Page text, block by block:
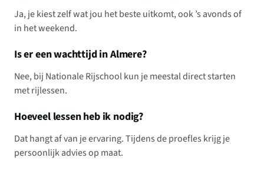
Ja, je kiest zelf wat jou het beste uitkomt, ook ’s avonds of
in het weekend.
Is er een wachttijd in Almere?
Nee, bij Nationale Rijschool kun je meestal direct starten
met rijlessen.
Hoeveel lessen heb ik nodig?
Dat hangt af van je ervaring. Tijdens de proefles krijg je
persoonlijk advies op maat.